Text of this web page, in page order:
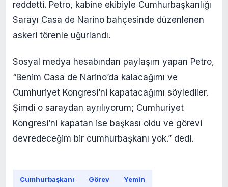
reddetti. Petro, kabine ekibiyle Cumhurbaşkanlığı
Sarayı Casa de Narino bahçesinde düzenlenen
askeri törenle uğurlandı.
Sosyal medya hesabından paylaşım yapan Petro,
“Benim Casa de Narino’da kalacağımı ve
Cumhuriyet Kongresi’ni kapatacağımı söylediler.
Şimdi o saraydan ayrılıyorum; Cumhuriyet
Kongresi’ni kapatan ise başkası oldu ve görevi
devredeceğim bir cumhurbaşkanı yok.” dedi.
Cumhurbaşkanı Görev Yemin